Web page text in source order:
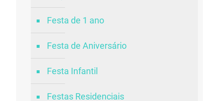
Festa de 1 ano
Festa de Aniversário
Festa Infantil
Festas Residenciais